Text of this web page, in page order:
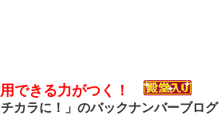
できる力がつく！
カラに！」のバックナンバーブログ